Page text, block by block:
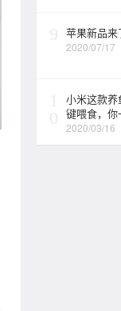
苹果新品来
2020/07/17
小米这款
键喂食，
2020/03/16